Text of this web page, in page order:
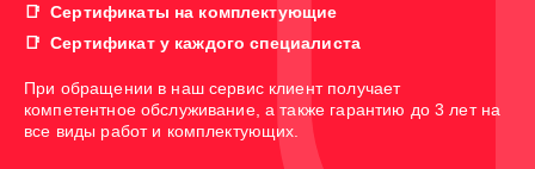
Сертификаты на комплектующие
Сертификат у каждого специалиста
При обращении в наш сервис клиент получает
компетентное обслуживание, а также гарантию до 3 лет на
все виды работ и комплектующих.